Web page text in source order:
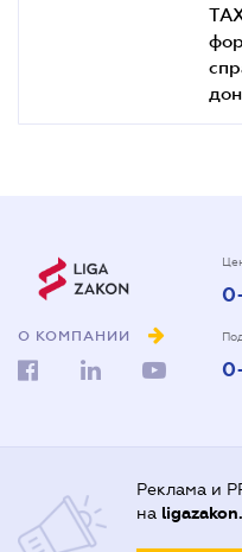
О КОМПАНИИ
Реклама и
на